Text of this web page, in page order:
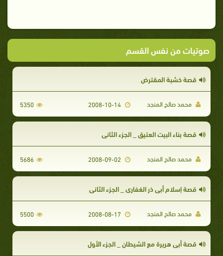
صوتيات من نفس القسم
قصة خشبة المقترض
محمد صالح المنجد 2008-10-14
5350
قصة بناء البيت العتيق _ الجزء الثاني
محمد صالح المنجد 5686
قصة إسلام أبي ذر الغفاري _ الجزء الثاني
محمد صالح المنجد 5500
قصة أبي هريرة مع الشيطان _ الجزء الأول